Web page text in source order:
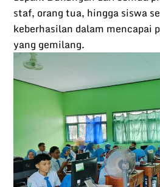
staf, orang tua, hingga siswa
keberhasilan dalam mencapai
yang gemilang.